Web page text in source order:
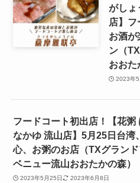
がしょ
店】フ
お酒が
ン（
おおた
2023年
フードコート初出店！【花粥
なかゆ 流山店】5月25日台湾
心、お粥のお店（TXグラン
ベニュー流山おおたかの森）
2023年5月25日 2023年6月8日